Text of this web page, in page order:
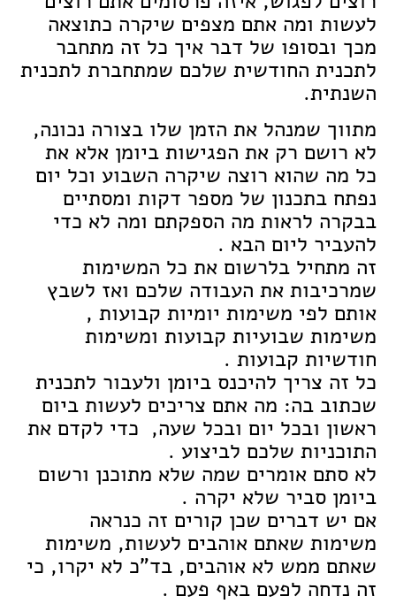
לעשות ומה אתם מצפים שיקרה כתוצאה
מכך ובסופו של דבר איך כל זה מתחבר
לתכנית החודשית שלכם שמתחברת לתכנית
השנתית.
מתווך שמנהל את הזמן שלו בצורה נכונה,
לא רושם רק את הפגישות ביומן אלא את
כל מה שהוא רוצה שיקרה השבוע וכל יום
נפתח בתכנון של מספר דקות ומסתיים
בבקרה לראות מה הספקתם ומה לא כדי
להעביר ליום הבא .
זה מתחיל בלרשום את כל המשימות
שמרכיבות את העבודה שלכם ואז לשבץ
אותם לפי משימות יומיות קבועות ,
משימות שבועיות קבועות ומשימות
חודשיות קבועות .
כל זה צריך להיכנס ביומן ולעבור לתכנית
שכתוב בה: מה אתם צריכים לעשות ביום
ראשון ובכל יום ובכל שעה, כדי לקדם את
התוכניות שלכם לביצוע .
לא סתם אומרים שמה שלא מתוכנן ורשום
ביומן סביר שלא יקרה .
אם יש דברים שכן קורים זה כנראה
משימות שאתם אוהבים לעשות, משימות
שאתם ממש לא אוהבים, בד"כ לא יקרו, כי
זה נדחה לפעם באף פעם .